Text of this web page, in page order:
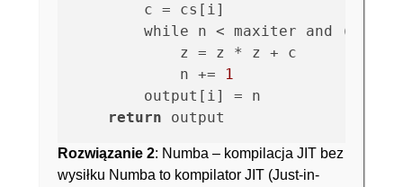
        c = cs[i]
        while n < maxiter and (z.
            z = z * z + c
            n +=
1
        output[i] = n
return
Rozwiązanie 2: Numba – kompilacja JIT bez
wysiłku Numba to kompilator JIT (Just-in-